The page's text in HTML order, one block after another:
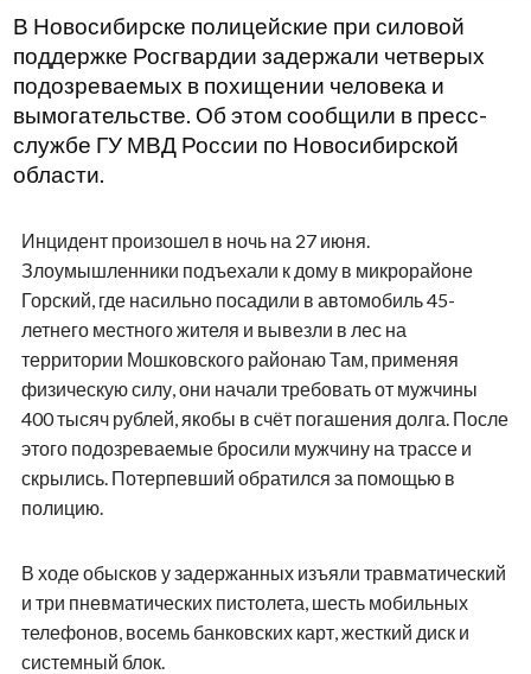
В Новосибирске полицейские при силовой
поддержке Росгвардии задержали четверых
подозреваемых в похищении человека и
вымогательстве. Об этом сообщили в пресс-
службе ГУ МВД России по Новосибирской
области.
Инцидент произошел в ночь на 27 июня.
Злоумышленники подъехали к дому в микрорайоне
Горский, где насильно посадили в автомобиль 45-
летнего местного жителя и вывезли в лес на
территории Мошковского районаю Там, применяя
физическую силу, они начали требовать от мужчины
400 тысяч рублей, якобы в счёт погашения долга. После
этого подозреваемые бросили мужчину на трассе и
скрылись. Потерпевший обратился за помощью в
полицию.
В ходе обысков у задержанных изъяли травматический
и три пневматических пистолета, шесть мобильных
телефонов, восемь банковских карт, жесткий диск и
системный блок.